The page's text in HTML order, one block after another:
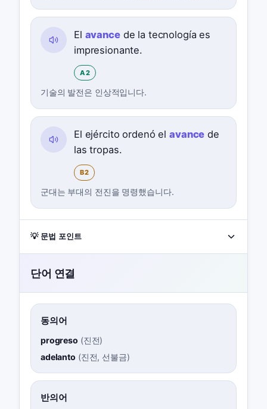
El avancede la tecnología es
impresionante.
A2
기술의 발전은 인상적입니다.
El ejército ordenó elavance de
las tropas.
B2
군대는 부대의 전진을 명령했습니다.
💡 문법 포인트
단어 연결
동의어
progreso (진전)
adelanto (진전, 선불금)
반의어